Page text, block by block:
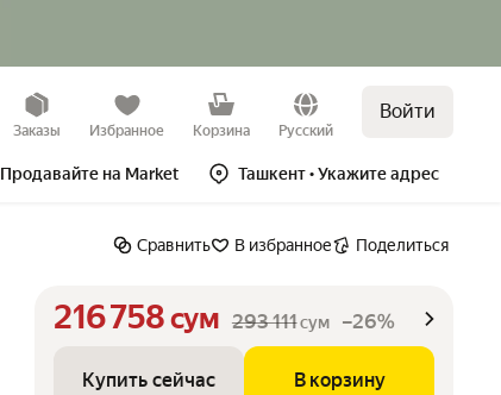
Заказы Избранное Корзина Русский
Войти
Продавайте на Market Ташкент• Укажите адрес
Сравнить В избранное Поделиться
216 758сум 293 111сум –26%
Купить сейчас В корзину
Купить сейчас В корзину